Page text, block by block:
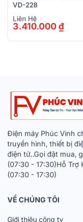
VD-228
3.410.000₫
Liên Hệ
Điện máy Phúc Vinh
truyền hình, thiết bị
điện tử..Gọi đặt mua,
(07:30 - 17:30)Hỗ Trợ
(07:30 - 17:30)
VỀ CHÚNG TÔI
Giới thiệu công ty